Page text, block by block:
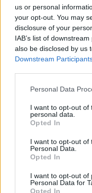
us or personal
your opt-out. You may
disclosure of your
IAB’s list of
also be disclosed by us
Downstream
Personal Data
I want to opt-out of
personal data.
Opted In
I want to opt-out of
Personal Data.
Opted In
I want to opt-out of
Personal Data for
Opted In
A rovat